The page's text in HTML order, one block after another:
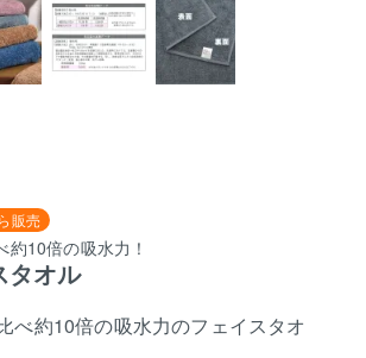
販売
10倍の吸水力！
タオル
べ約10倍の吸水力のフェイスタオ